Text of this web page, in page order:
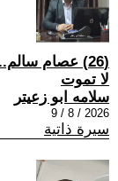
(26) عصام
لا تموت
سلامه ابو زعيتر
2026 / 8 / 9
سيرة ذاتية